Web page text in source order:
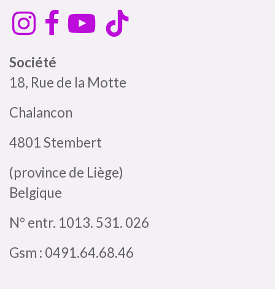
Société
18, Rue de la Motte
Chalancon
4801 Stembert
(province de Liège)
Belgique
N° entr. 1013. 531. 026
Gsm : 0491.64.68.46